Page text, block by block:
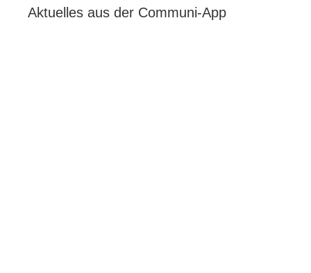
Aktuelles aus der Communi-App